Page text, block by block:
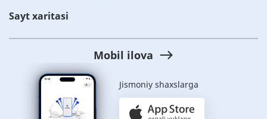
Sayt xaritasi
Mobil ilova
Jismoniy shaxslarga